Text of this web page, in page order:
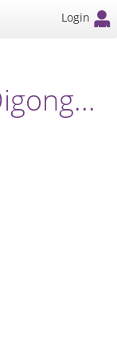
Login